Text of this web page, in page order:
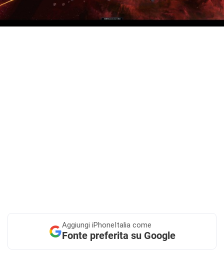
Aggiungi iPhoneItalia come
Fonte preferita su Google